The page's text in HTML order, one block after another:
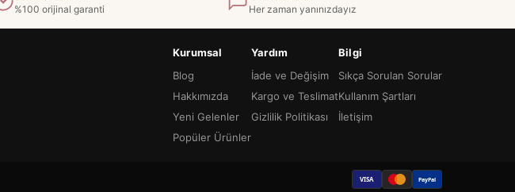
%100 orijinal garanti Her zaman yanınızdayız
Kurumsal
Blog
Hakkımızda
Yeni Gelenler
Popüler Ürünler
Yardım
İade ve Değişim
Kargo ve Teslimat
Gizlilik Politikası
Bilgi
Sıkça Sorulan Sorular
Kullanım Şartları
İletişim
VISA PayPal